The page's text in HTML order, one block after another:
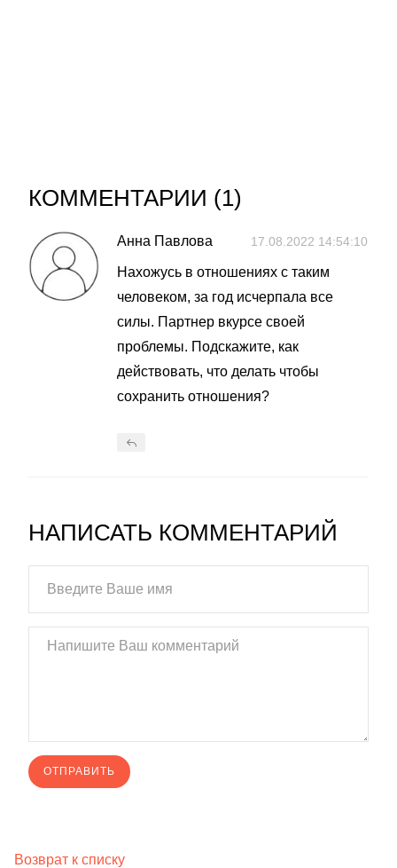
КОММЕНТАРИИ (1)
Анна Павлова 17.08.2022 14:54:10
Нахожусь в отношениях с таким
человеком, за год исчерпала все
силы. Партнер вкурсе своей
проблемы. Подскажите, как
действовать, что делать чтобы
сохранить отношения?
НАПИСАТЬ КОММЕНТАРИЙ
Возврат к списку